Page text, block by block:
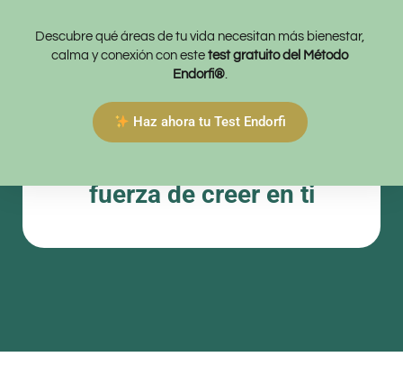
fuerza de creer en ti
Un encuentro para mujeres que desean reconectar
con su valor, su bienestar y su propósito. Porque ser
cuando dudas.
Descubre qué áreas de tu vida necesitan más bienestar,
calma y conexión con estetest gratuito del Método
Endorfi®.
Haz ahora tu Test Endorfi